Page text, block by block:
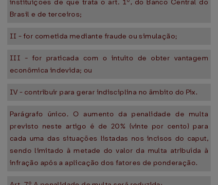
instituições de que trata o art. 1º, do Banco Central do
Brasil e de terceiros;
II - for cometida mediante fraude ou simulação;
III - for praticada com o intuito de obter vantagem
econômica indevida; ou
IV - contribuir para gerar indisciplina no âmbito do Pix.
Parágrafo único. O aumento da penalidade de multa
previsto neste artigo é de 20% (vinte por cento) para
cada uma das situações listadas nos incisos do caput,
sendo limitado à metade do valor da multa atribuída à
infração após a aplicação dos fatores de ponderação.